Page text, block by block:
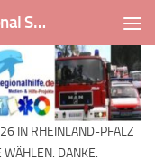
Regionalhilfe. de ISMOT International Social And Medical Outreach Team
IN RHEINLAND-PFALZ
WÄHLEN. DANKE.